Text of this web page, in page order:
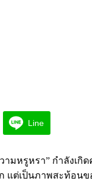
Line
ามหรูหรา” กำลังเ
แต่เป็นภาพสะท้อน